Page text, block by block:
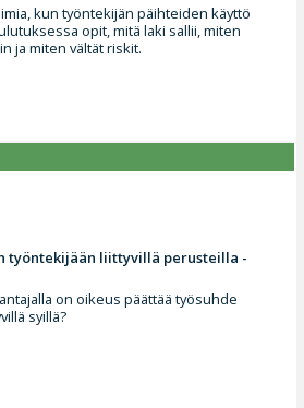
kun työntekijän päihteiden käyttö
opit, mitä laki sallii, miten
ja miten vältät riskit.
työntekijään liittyvillä perusteilla -
on oikeus päättää työsuhde
syillä?